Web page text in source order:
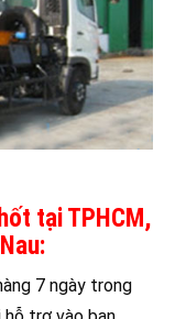
tại TPHCM,
7 ngày trong